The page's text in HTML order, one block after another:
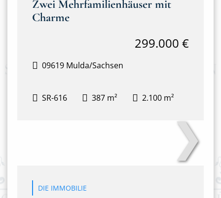
Zwei Mehrfamilienhäuser mit
Charme
09619 Mulda/Sachsen
299.000 €
SR-616 387 m² 2.100 m²
❯
DIE IMMOBILIE